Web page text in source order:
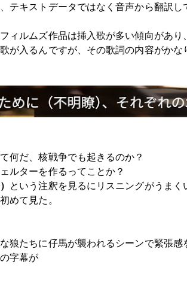
テキストデータではなく音声から翻訳し
ィルムズ作品は挿入歌が多い傾向があり
が入るんですが、その歌詞の内容がかな
何だ、核戦争でも起きるのか？
ルターを作るってことか？
という注釈を見るにリスニングがうまく
めて見た。
狼たちに仔馬が襲われるシーンで緊張感
字幕が